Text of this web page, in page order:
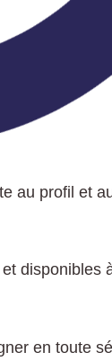
au profil et
disponibles
en toute